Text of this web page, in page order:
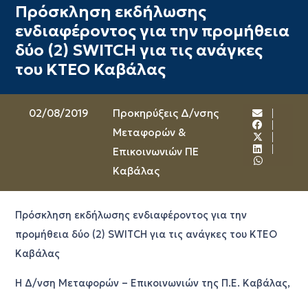
Πρόσκληση εκδήλωσης
ενδιαφέροντος για την προμήθεια
δύο (2) SWITCH για τις ανάγκες
του ΚΤΕΟ Καβάλας
02/08/2019
Προκηρύξεις Δ/νσης
Μεταφορών &
Επικοινωνιών ΠΕ
Καβάλας
Πρόσκληση εκδήλωσης ενδιαφέροντος για την
προμήθεια δύο (2) SWITCH για τις ανάγκες του ΚΤΕΟ
Καβάλας
Η Δ/νση Μεταφορών – Επικοινωνιών της Π.Ε. Καβάλας,